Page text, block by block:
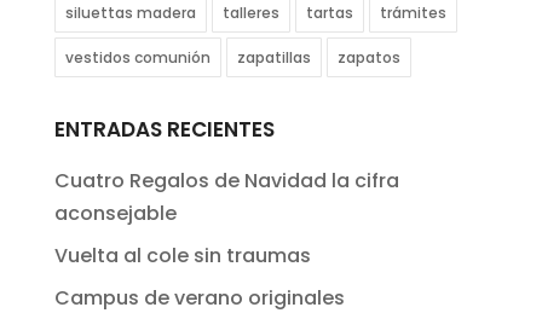
siluettas madera talleres tartas trámites
vestidos comunión zapatillas zapatos
ENTRADAS RECIENTES
Cuatro Regalos de Navidad la cifra
aconsejable
Vuelta al cole sin traumas
Campus de verano originales